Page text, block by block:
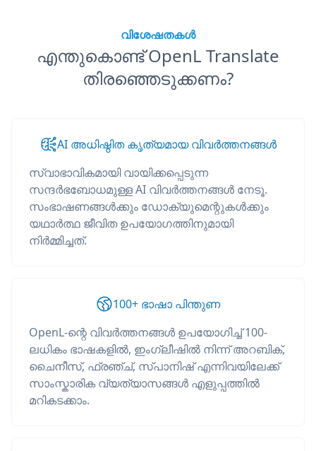
വിശേഷതകൾ
എന്തുകൊണ്ട് OpenL Translate
തിരഞ്ഞെടുക്കണം?
AI അധിഷ്ഠിത കൃത്യമായ വിവർത്തനങ്ങൾ
സ്വാഭാവികമായി വായിക്കപ്പെടുന്ന
സന്ദർഭബോധമുള്ള AI വിവർത്തനങ്ങൾ നേടൂ.
സംഭാഷണങ്ങൾക്കും ഡോക്യുമെന്റുകൾക്കും
യഥാർത്ഥ ജീവിത ഉപയോഗത്തിനുമായി
നിർമ്മിച്ചത്.
100+ ഭാഷാ പിന്തുണ
OpenL-ന്റെ വിവർത്തനങ്ങൾ ഉപയോഗിച്ച് 100-
ലധികം ഭാഷകളിൽ, ഇംഗ്ലീഷിൽ നിന്ന് അറബിക്,
ചൈനീസ്, ഫ്രഞ്ച്, സ്പാനിഷ് എന്നിവയിലേക്ക്
സാംസ്കാരിക വ്യത്യാസങ്ങൾ എളുപ്പത്തിൽ
മറികടക്കാം.